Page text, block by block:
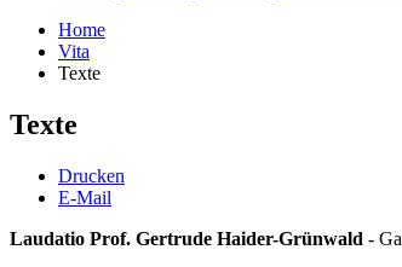
Home
Vita
Texte
Texte
Drucken
E-Mail
Laudatio Prof. Gertrude Haider-Grünwald -